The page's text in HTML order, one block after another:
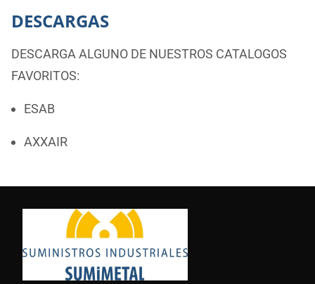
DESCARGAS
DESCARGA ALGUNO DE NUESTROS CATALOGOS
FAVORITOS:
ESAB
AXXAIR